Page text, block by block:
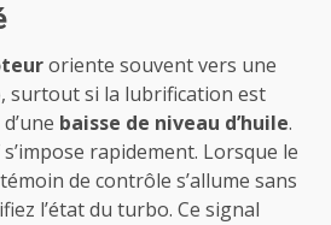
oriente souvent vers une
surtout si la lubrification est
baisse de niveau d’huile.
rapidement. Lorsque le
de contrôle s’allume sans
l’état du turbo. Ce signal